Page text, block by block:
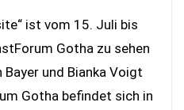
ist vom 15. Juli bis
Gotha zu sehen
und Bianka Voigt
Gotha befindet sich in